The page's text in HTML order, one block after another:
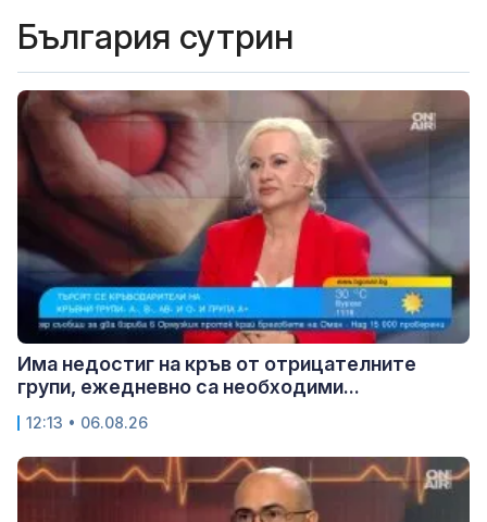
България сутрин
Има недостиг на кръв от отрицателните
групи, ежедневно са необходими...
12:13 • 06.08.26